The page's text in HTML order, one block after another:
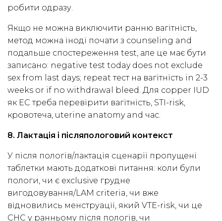
робити одразу.
Якщо не можна виключити ранню вагітність,
метод можна іноді почати з counseling and
подальше спостереження test, але це має бути
записано: negative test today does not exclude
sex from last days; repeat тест на вагітність in 2-3
weeks or if no withdrawal bleed. Для copper IUD
як EC треба перевірити вагітність, STI-risk,
кровотеча, uterine anatomy and час.
8. Лактація і післяпологовий контекст
У після пологів/лактація сценарії пропущені
таблетки мають додаткові питання: коли були
пологи, чи є exclusive грудне
вигодовування/LAM criteria, чи вже
відновились менструації, який VTE-risk, чи це
CHC у ранньому після пологів, чи